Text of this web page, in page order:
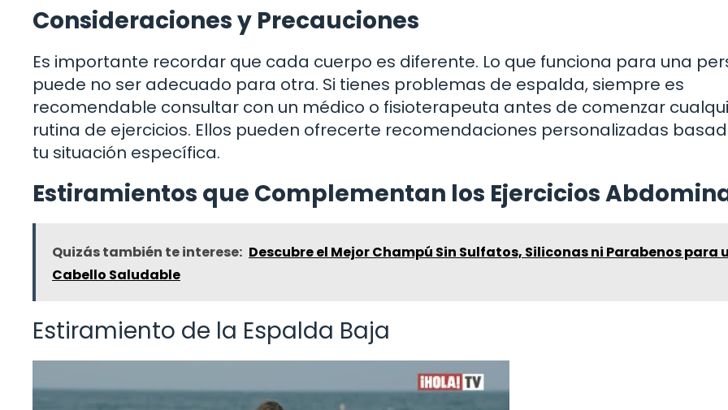
Consideraciones y Precauciones
Es importante recordar que cada cuerpo es diferente. Lo que funciona para una
puede no ser adecuado para otra. Si tienes problemas de espalda, siempre es
recomendable consultar con un médico o fisioterapeuta antes de comenzar
rutina de ejercicios. Ellos pueden ofrecerte recomendaciones personalizadas
tu situación específica.
Estiramientos que Complementan los Ejercicios
Quizás también te interese: Descubre el Mejor Champú Sin Sulfatos, Siliconas ni Parabenos para
Cabello Saludable
Estiramiento de la Espalda Baja